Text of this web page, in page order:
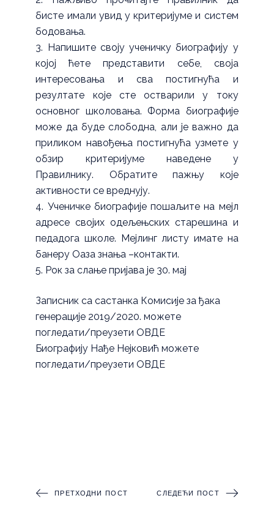
бисте имали увид у критеријуме и систем
бодовања.
Напишите своју ученичку биографију у
којој ћете представити себе, своја
интересовања и сва постигнућа и
резултате које сте остварили у току
основног школовања. Форма биографије
може да буде слободна, али је важно да
приликом навођења постигнућа узмете у
обзир критеријуме наведене у
Правилнику. Обратите пажњу које
активности се вреднују.
Ученичке биографије пошаљите на мејл
адресе својих одељењских старешина и
педадога школе. Мејлинг листу имате на
банеру Оаза знања –контакти.
Рок за слање пријава је 30. мај
Записник са састанка Комисије за ђака
генерације 2019/2020. можете
погледати/преузетиОВДЕ
Биографију Нађе Нејковић можете
погледати/преузетиОВДЕ
ПРЕТХОДНИ ПОСТ СЛЕДЕЋИ ПОСТ